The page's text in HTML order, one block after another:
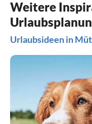
Weitere
Urlaubsideen in